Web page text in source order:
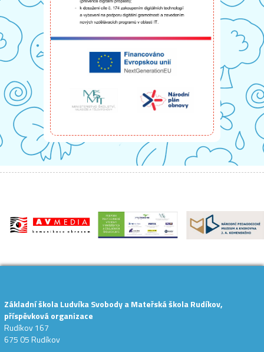
Základní škola Ludvíka Svobody a Mateřská škola Rudíkov,
příspěvková organizace
Rudíkov 167
675 05 Rudíkov